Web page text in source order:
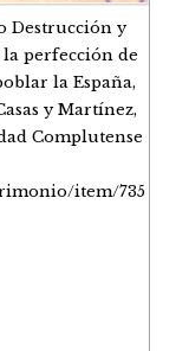
Destrucción y
la perfección de
la España,
y Martínez,
Complutense
item/735